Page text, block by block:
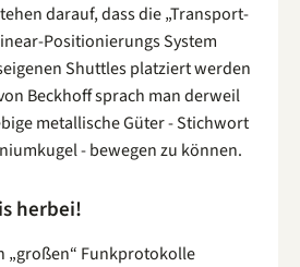
darauf, dass die „Transport-
Positionierungs System
Shuttles platziert werden
Beckhoff sprach man derweil
metallische Güter - Stichwort
- bewegen zu können.
herbei!
„großen“ Funkprotokolle